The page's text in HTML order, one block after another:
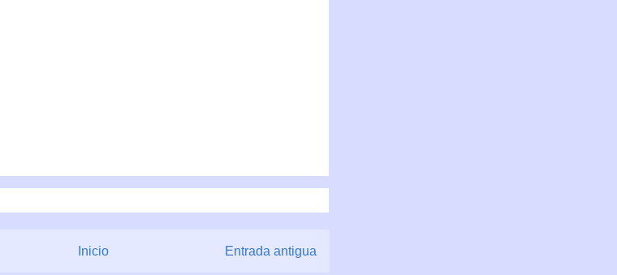
Entrada antigua
Inicio